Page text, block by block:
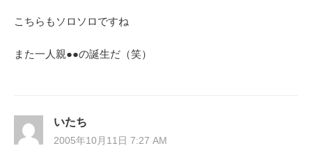
シ
ョ
こちらもソロソロですね
また一人親●●の誕生だ（笑）
いたち
2005年10月11日 7:27 AM